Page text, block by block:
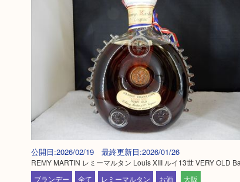
公開日:2026/02/19 最終更新日:2026/01/26
REMY MARTIN レミーマルタン Louis XIII ルイ13世 VERY OLD
ブランデー
全て レミーマルタン お酒 大阪